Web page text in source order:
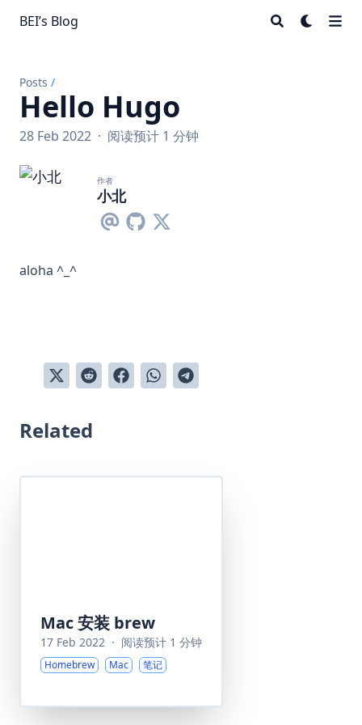
BEI’s Blog
Posts /
Hello Hugo
28 Feb 2022 · 阅读预计 1 分钟
作者
小北
aloha ^_^
Related
Mac 安装 brew
17 Feb 2022 · 阅读预计 1 分钟
Homebrew Mac 笔记